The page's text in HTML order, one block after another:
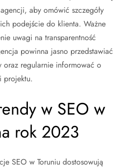
aby omówić szczegóły
podejście do klienta. Ważne
uwagi na transparentność
powinna jasno przedstawiać
oraz regularnie informować o
projektu.
w SEO w
rok 2023
SEO w Toruniu dostosowują